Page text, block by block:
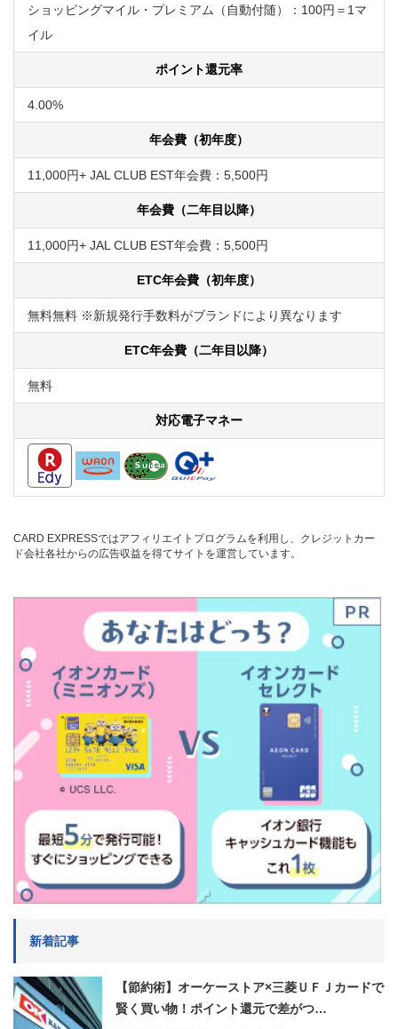
ショッピングマイル・プレミアム（自動付随）：100円＝1マ
イル
ポイント還元率
4.00%
年会費（初年度）
11,000円+ JAL CLUB EST年会費：5,500円
年会費（二年目以降）
11,000円+ JAL CLUB EST年会費：5,500円
ETC年会費（初年度）
無料無料 ※新規発行手数料がブランドにより異なります
ETC年会費（二年目以降）
無料
対応電子マネー
CARD EXPRESSではアフィリエイトプログラムを利用し、クレジットカー
ド会社各社からの広告収益を得てサイトを運営しています。
新着記事
【節約術】オーケーストア×三菱ＵＦＪカードで
賢く買い物！ポイント還元で差がつ…